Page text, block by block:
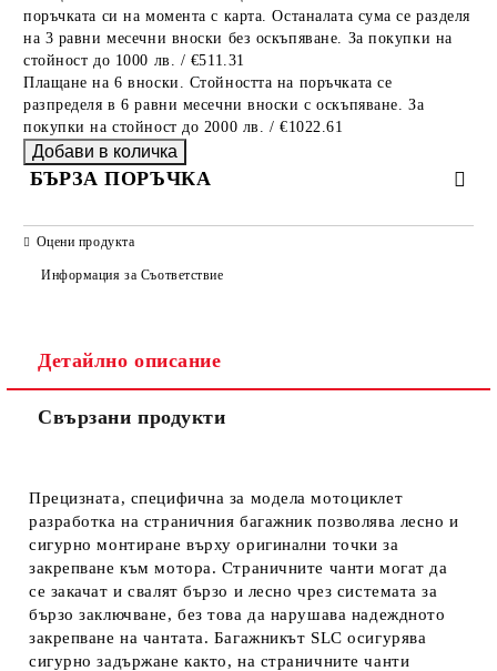
поръчката си на момента с карта. Останалата сума се разделя
на 3 равни месечни вноски без оскъпяване. За покупки на
стойност до 1000 лв. / €511.31
Плащане на 6 вноски. Стойността на поръчката се
разпределя в 6 равни месечни вноски с оскъпяване. За
покупки на стойност до 2000 лв. / €1022.61
БЪРЗА ПОРЪЧКА
Съгласен съм с
Ние ще се свържем с вас в рамките на работния ден.
Оцени продукта
Информация за Съответствие
Детайлно описание
Свързани продукти
Прецизната, специфична за модела мотоциклет
разработка на страничния багажник позволява лесно и
сигурно монтиране върху оригинални точки за
закрепване към мотора. Страничните чанти могат да
се закачат и свалят бързо и лесно чрез системата за
бързо заключване, без това да нарушава надеждното
закрепване на чантата. Багажникът SLC осигурява
сигурно задържане както, на страничните чанти